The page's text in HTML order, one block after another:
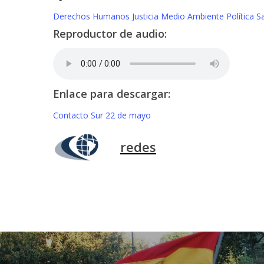
Derechos Humanos Justicia Medio Ambiente Política
Reproductor de audio:
Enlace para descargar:
Contacto Sur 22 de mayo
redes